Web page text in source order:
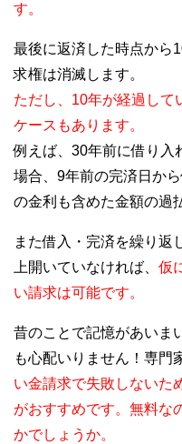
す。
最後に返済した時点から
求権は消滅します。
ただし、10年が経過して
ケースもあります。
例えば、30年前に借り入
場合、9年前の完済日か
の金利も含めた金額の過
また借入・完済を繰り返
上開いていなければ、 仮
い請求は可能です。
昔のことで記憶があいま
も心配いりません！専門
い金請求で失敗しないた
がおすすめです。無料な
かでしょうか。